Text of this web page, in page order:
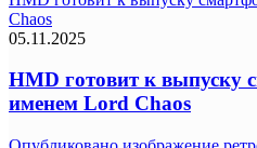
Chaos
05.11.2025
HMD готовит к выпуску
именем Lord Chaos